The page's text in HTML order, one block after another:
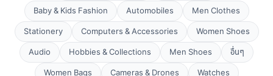
Baby & Kids Fashion
Automobiles
Men Clothes
Stationery
Computers & Accessories
Women Shoes
Audio
Hobbies & Collections Men Shoes
อื่นๆ
Women Bags
Cameras & Drones
Watches